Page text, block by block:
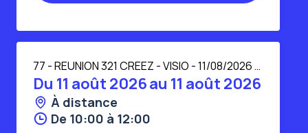
77 - REUNION 321 CREEZ - VISIO - 11/08/2026 à
10H00
Du 11 août 2026au 11 août 2026
À distance
De 10:00 à 12:00